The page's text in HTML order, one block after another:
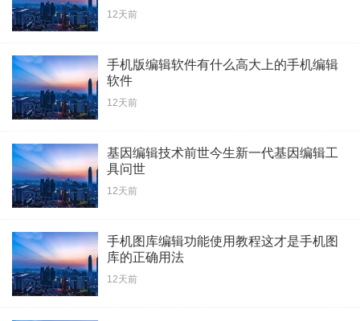
12天前
手机版编辑软件有什么高大上的手机编辑
软件
12天前
基因编辑技术前世今生新一代基因编辑工
具问世
12天前
手机图库编辑功能使用教程这才是手机图
库的正确用法
12天前